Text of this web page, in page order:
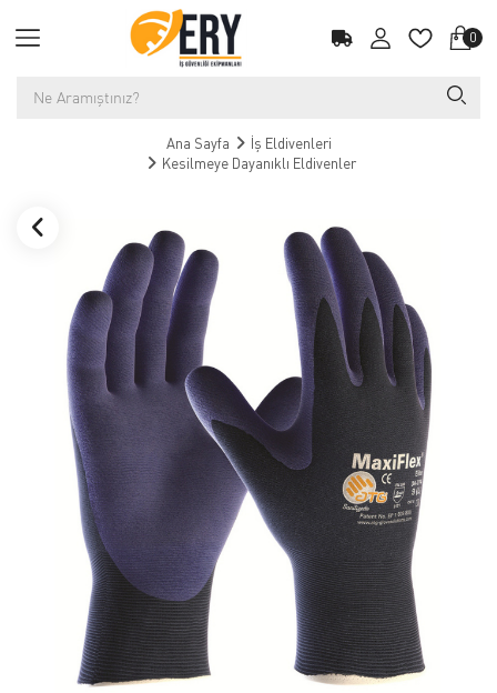
0
Ana Sayfa
İş Eldivenleri
Kesilmeye Dayanıklı Eldivenler